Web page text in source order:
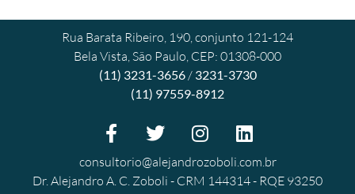
Rua Barata Ribeiro, 190, conjunto 121-124
Bela Vista, São Paulo, CEP: 01308-000
(11) 3231-3656/ 3231-3730
(11) 97559-8912
consultorio@alejandrozoboli.com.br
Dr. Alejandro A. C. Zoboli - CRM 144314 - RQE 93250